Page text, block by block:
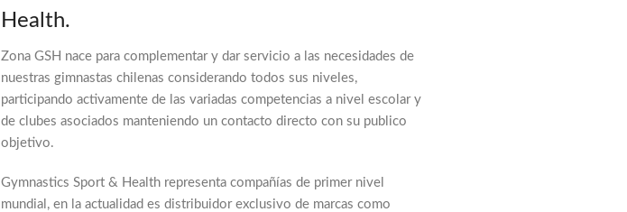
Health.
Zona GSH nace para complementar y dar servicio a las necesidades de
nuestras gimnastas chilenas considerando todos sus niveles,
participando activamente de las variadas competencias a nivel escolar y
de clubes asociados manteniendo un contacto directo con su publico
objetivo.
Gymnastics Sport & Health representa compañías de primer nivel
mundial, en la actualidad es distribuidor exclusivo de marcas como